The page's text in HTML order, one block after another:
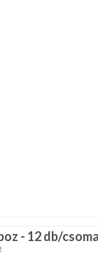
- 12 db/